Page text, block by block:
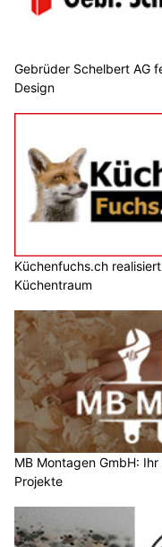
Gebrüder Schelbert AG
Design
Küchenfuchs.ch
Küchentraum
MB Montagen GmbH:
Projekte